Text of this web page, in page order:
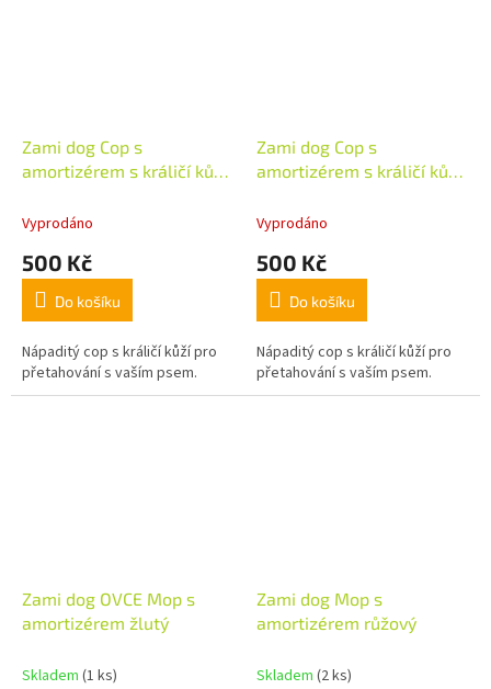
Zami dog Cop s
amortizérem s králičí kůží
Vyprodáno
500 Kč
Do košíku
Nápaditý cop s králičí kůží pro
přetahování s vaším psem.
Zami dog Cop s
amortizérem s králičí kůží
Vyprodáno
500 Kč
Do košíku
Nápaditý cop s králičí kůží pro
přetahování s vaším psem.
Zami dog OVCE Mop s
amortizérem žlutý
Skladem (1 ks)
Zami dog Mop s
amortizérem růžový
Skladem (2 ks)